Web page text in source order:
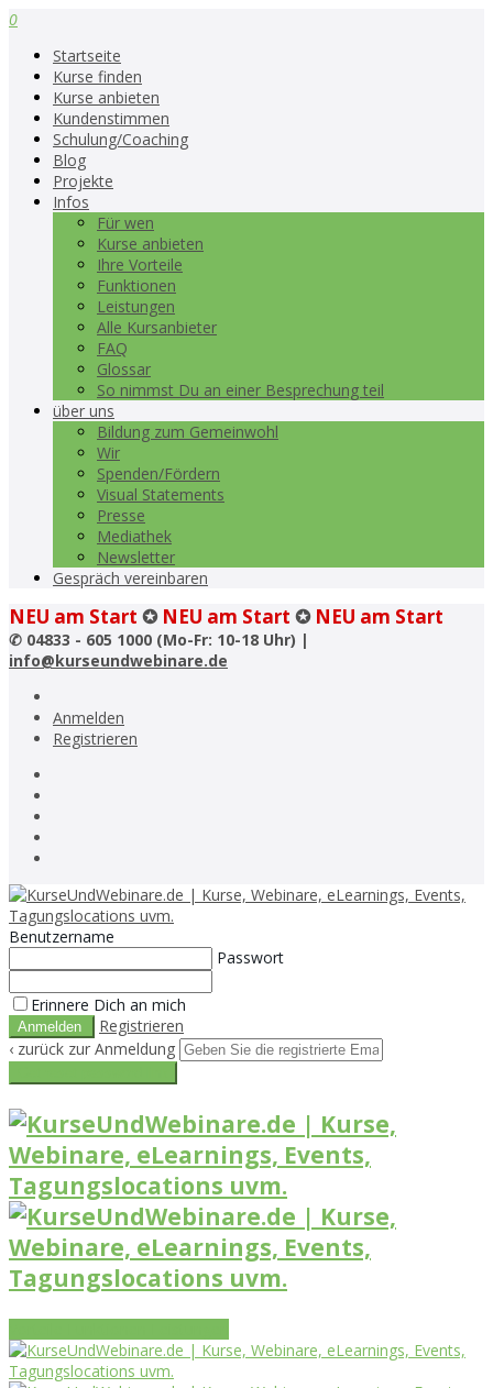
0
Startseite
Kurse finden
Kurse anbieten
Kundenstimmen
Schulung/Coaching
Blog
Projekte
Infos
Für wen
Kurse anbieten
Ihre Vorteile
Funktionen
Leistungen
Alle Kursanbieter
FAQ
Glossar
So nimmst Du an einer Besprechung teil
über uns
Bildung zum Gemeinwohl
Wir
Spenden/Fördern
Visual Statements
Presse
Mediathek
Newsletter
Gespräch vereinbaren
NEU am Start ✪ NEU am Start ✪ NEU am Start
✆ 04833 - 605 1000 (Mo-Fr: 10-18 Uhr) |
info@kurseundwebinare.de
Anmelden
Registrieren
Benutzername
Passwort
Erinnere Dich an mich
Registrieren
‹ zurück zur Anmeldung